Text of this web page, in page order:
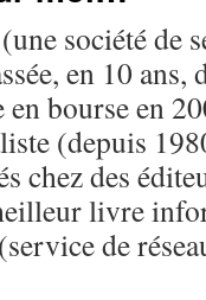
société de
en 10 ans,
bourse en
(depuis
chez des
livre
de